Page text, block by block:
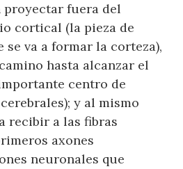
proyectar fuera del
cortical (la pieza de
se va a formar la corteza),
hasta alcanzar el
centro de
y al mismo
recibir a las fibras
axones
neuronales que